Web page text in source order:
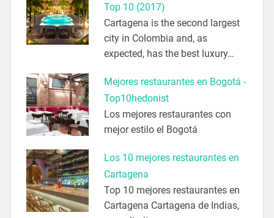
Top 10 (2017)
Cartagena is the second largest
city in Colombia and, as
expected, has the best luxury…
Mejores restaurantes en Bogotá -
Top10hedonist
Los mejores restaurantes con
mejor estilo el Bogotá
Los 10 mejores restaurantes en
Cartagena
Top 10 mejores restaurantes en
Cartagena Cartagena de Indias,